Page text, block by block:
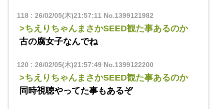
118: 26/02/05(木)21:57:11 No.1399121982
>ちえりちゃんまさかSEED観た事あるのか
古の腐女子なんでね
120 : 26/02/05(木)21:57:49No.1399122200
>ちえりちゃんまさかSEED観た事あるのか
同時視聴やってた事もあるぞ